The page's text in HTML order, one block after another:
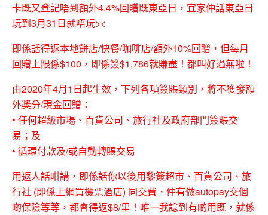
卡既又登記唔到額外4.4%回贈既東亞日，宜家仲話東亞日
玩到3月31日就唔玩><
即係話得返本地餅店/快餐/咖啡店/額外10%回贈，但每月
回贈上限係$100，即係簽$1,786就賺盡！都叫好過無啦！
由2020年4月1日起生效，下列各項簽賬類別，將不獲發額
外獎分/現金回贈：
• 任何超級市場、百貨公司、旅行社及政府部門簽賬交
易；及
• 循環付款及/或自動轉賬交易
用返人話咁講，即係話你以後用黎簽超市、百貨公司、旅
行社 (即係上網買機票酒店) 同交費，仲有做autopay交個
啲保險等等，都會得返$8/里！唯一我諗到有啲用既，就係